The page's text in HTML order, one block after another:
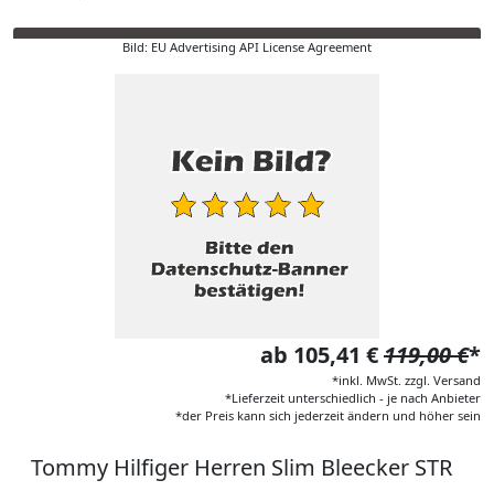
Bild: EU Advertising API License Agreement
ab 105,41 €119,00 €*
*inkl. MwSt. zzgl. Versand
*Lieferzeit unterschiedlich - je nach Anbieter
*der Preis kann sich jederzeit ändern und höher sein
Tommy Hilfiger Herren Slim Bleecker STR